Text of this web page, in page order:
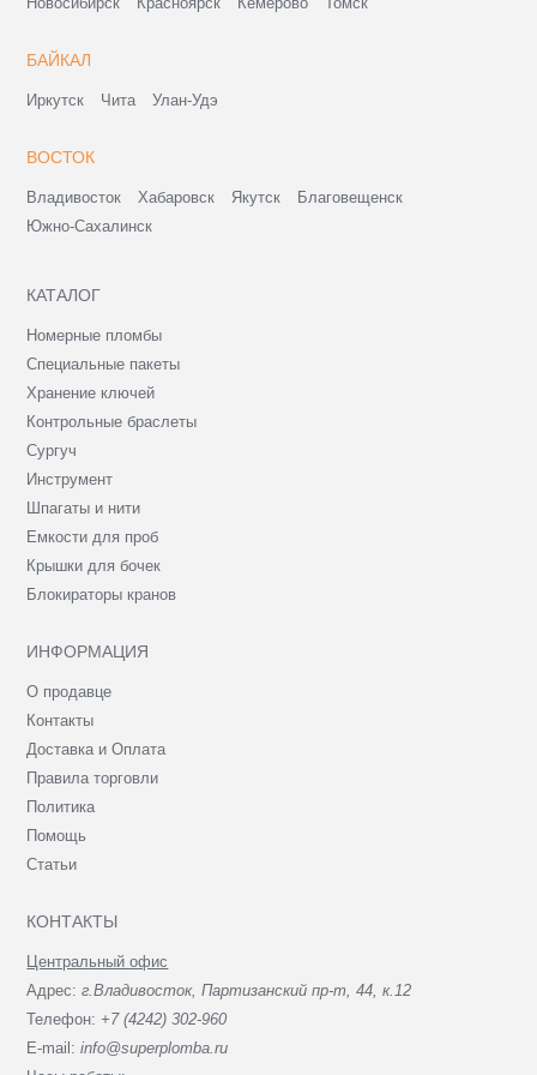
БАЙКАЛ
Иркутск Чита Улан-Удэ
ВОСТОК
Владивосток Хабаровск Якутск
Благовещенск
Южно-Сахалинск
КАТАЛОГ
Номерные пломбы
Специальные пакеты
Хранение ключей
Контрольные браслеты
Сургуч
Инструмент
Шпагаты и нити
Емкости для проб
Крышки для бочек
Блокираторы кранов
ИНФОРМАЦИЯ
О продавце
Контакты
Доставка и Оплата
Правила торговли
Политика
Помощь
Статьи
КОНТАКТЫ
Центральный офис
Адрес:г.Владивосток, Партизанский пр-т, 44, к.12
Телефон: +7 (4242) 302-960
E-mail:info@superplomba.ru